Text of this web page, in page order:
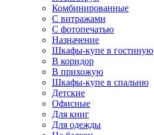
Комбинированные
С витражами
С фотопечатью
Назначение
Шкафы-купе в гостиную
В коридор
В прихожую
Шкафы-купе в спальню
Детские
Офисные
Для книг
Для одежды